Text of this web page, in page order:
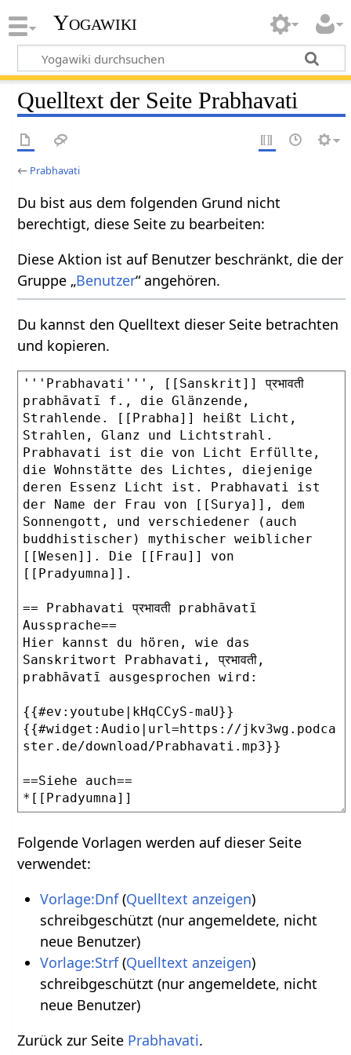
Yogawiki
Quelltext der Seite Prabhavati
← Prabhavati
Du bist aus dem folgenden Grund nicht
berechtigt, diese Seite zu bearbeiten:
Diese Aktion ist auf Benutzer beschränkt, die der
Gruppe „Benutzer“ angehören.
Du kannst den Quelltext dieser Seite betrachten
und kopieren.
Folgende Vorlagen werden auf dieser Seite
verwendet:
Vorlage:Dnf(Quelltext anzeigen)
schreibgeschützt (nur angemeldete, nicht
neue Benutzer)
Vorlage:Strf(Quelltext anzeigen)
schreibgeschützt (nur angemeldete, nicht
neue Benutzer)
Zurück zur Seite Prabhavati.